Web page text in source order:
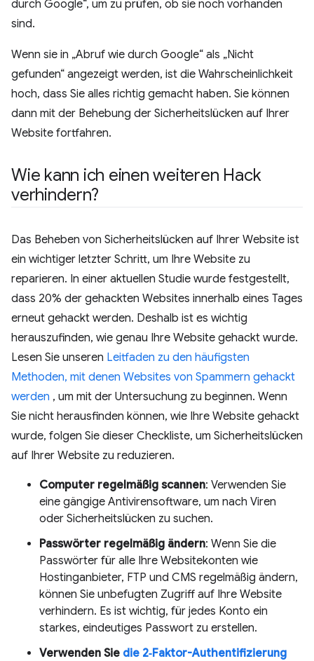
durch Google“, um zu prüfen, ob sie noch vorhanden
sind.
Wenn sie in „Abruf wie durch Google“ als „Nicht
gefunden“ angezeigt werden, ist die Wahrscheinlichkeit
hoch, dass Sie alles richtig gemacht haben. Sie können
dann mit der Behebung der Sicherheitslücken auf Ihrer
Website fortfahren.
Wie kann ich einen weiteren Hack
verhindern?
Das Beheben von Sicherheitslücken auf Ihrer Website ist
ein wichtiger letzter Schritt, um Ihre Website zu
reparieren. In einer aktuellen Studie wurde festgestellt,
dass 20% der gehackten Websites innerhalb eines Tages
erneut gehackt werden. Deshalb ist es wichtig
herauszufinden, wie genau Ihre Website gehackt wurde.
Lesen Sie unseren Leitfaden zu den häufigsten
Methoden, mit denen Websites von Spammern gehackt
werden , um mit der Untersuchung zu beginnen. Wenn
Sie nicht herausfinden können, wie Ihre Website gehackt
wurde, folgen Sie dieser Checkliste, um Sicherheitslücken
auf Ihrer Website zu reduzieren.
Computer regelmäßig scannen: Verwenden Sie
eine gängige Antivirensoftware, um nach Viren
oder Sicherheitslücken zu suchen.
Passwörter regelmäßig ändern: Wenn Sie die
Passwörter für alle Ihre Websitekonten wie
Hostinganbieter, FTP und CMS regelmäßig ändern,
können Sie unbefugten Zugriff auf Ihre Website
verhindern. Es ist wichtig, für jedes Konto ein
starkes, eindeutiges Passwort zu erstellen.
Verwenden Sie die 2‑Faktor-Authentifizierung